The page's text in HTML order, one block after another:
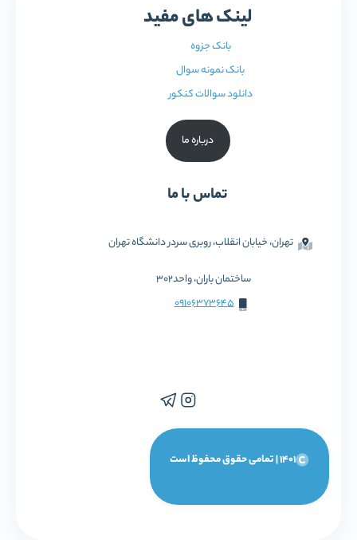
لینک های مفید
بانک جزوه
بانک نمونه سوال
دانلود سوالات کنکور
درباره ما
تماس با ما
تهران، خیابان انقلاب، روبری سردر دانشگاه تهران
ساختمان باران، واحد302
09106373645
1401 | تمامی حقوق محفوظ است